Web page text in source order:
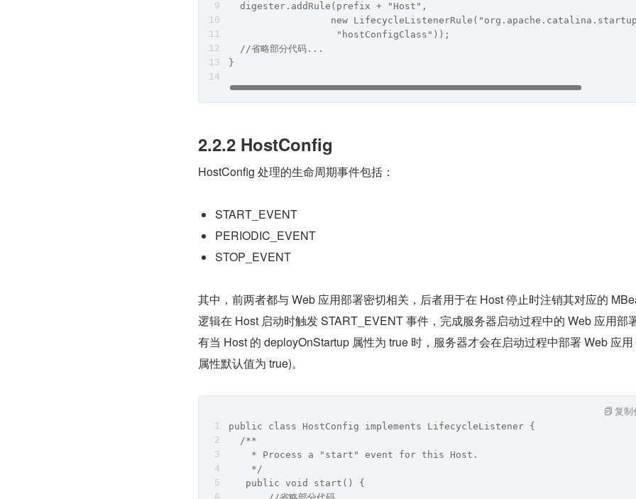
  digester.addRule(prefix + "Host",
new
                   "hostConfigClass"));
  //省略部分代码...
}
2.2.2 HostConfig
HostConfig 处理的生命周期事件包括：
START_EVENT
PERIODIC_EVENT
STOP_EVENT
其中，前两者都与 Web 应用部署密切相关，后者用于在 Host 停止时注销其对应的
逻辑在 Host 启动时触发 START_EVENT 事件，完成服务器启动过程中的 Web 应用部
有当 Host 的 deployOnStartup 属性为 true 时，服务器才会在启动过程中部署 Web 应
属性默认值为 true)。
public class HostConfig implements LifecycleListener {
  /**
    * Process a "start" event for this Host.
    */
   public void start() {
复制